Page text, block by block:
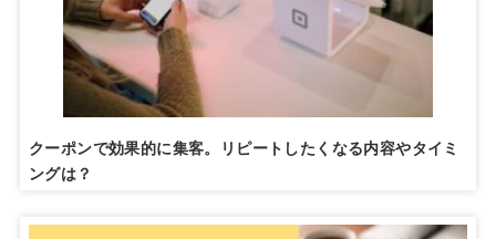
クーポンで効果的に集客。リピートしたくなる内容やタイミ
ングは？